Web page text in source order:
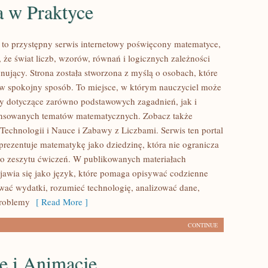
w Praktyce
przystępny serwis internetowy poświęcony matematyce,
świat liczb, wzorów, równań i logicznych zależności
Strona została stworzona z myślą o osobach, które
spokojny sposób. To miejsce, w którym nauczyciel może
dotyczące zarówno podstawowych zagadnień, jak i
tematów matematycznych. Zobacz także
i Nauce i Zabawy z Liczbami. Serwis ten portal
matematykę jako dziedzinę, która nie ogranicza
zeszytu ćwiczeń. W publikowanych materiałach
się jako język, które pomaga opisywać codzienne
wydatki, rozumieć technologię, analizować dane,
[ Read More ]
CONTINUE